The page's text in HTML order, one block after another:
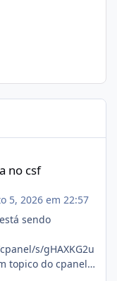
no csf
5, 2026 em 22:57
sendo
s/gHAXKG2u
topico do cpanel...